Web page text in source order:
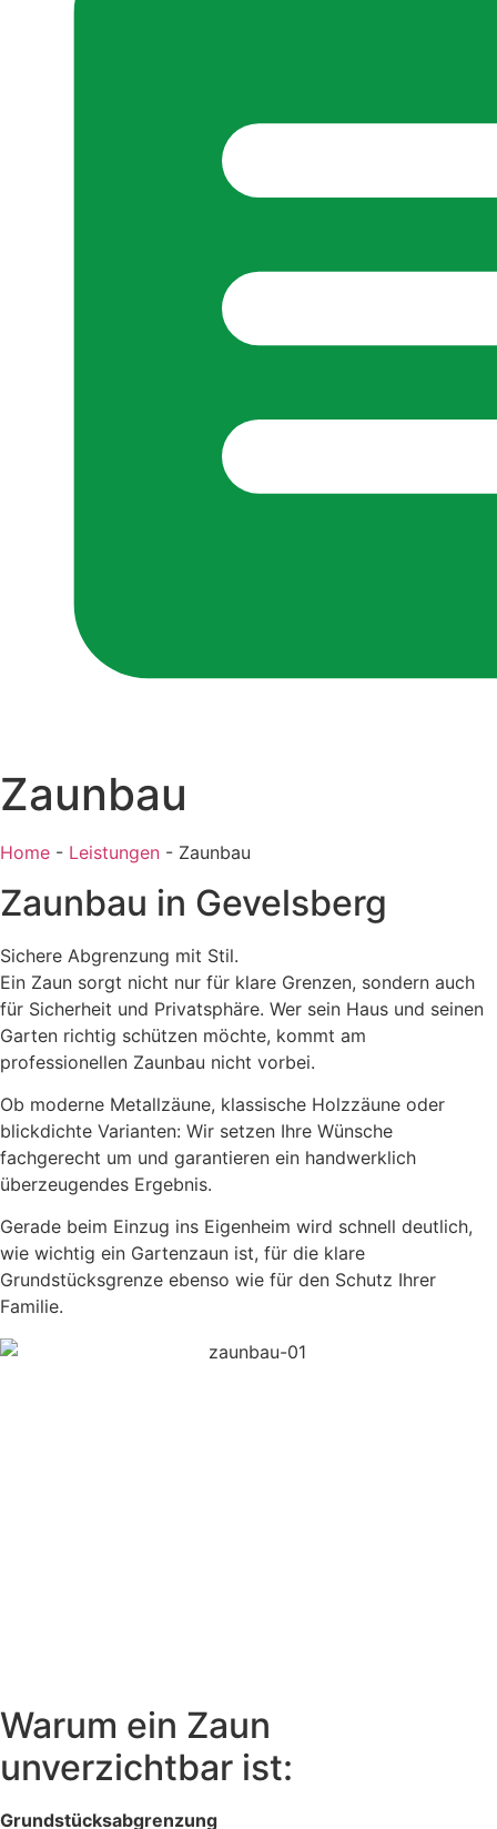
Zaunbau
Home - Leistungen - Zaunbau
Zaunbau in Gevelsberg
Sichere Abgrenzung mit Stil.
Ein Zaun sorgt nicht nur für klare Grenzen, sondern auch
für Sicherheit und Privatsphäre. Wer sein Haus und seinen
Garten richtig schützen möchte, kommt am
professionellen Zaunbau nicht vorbei.
Ob moderne Metallzäune, klassische Holzzäune oder
blickdichte Varianten: Wir setzen Ihre Wünsche
fachgerecht um und garantieren ein handwerklich
überzeugendes Ergebnis.
Gerade beim Einzug ins Eigenheim wird schnell deutlich,
wie wichtig ein Gartenzaun ist, für die klare
Grundstücksgrenze ebenso wie für den Schutz Ihrer
Familie.
Warum ein Zaun
unverzichtbar ist:
Grundstücksabgrenzung